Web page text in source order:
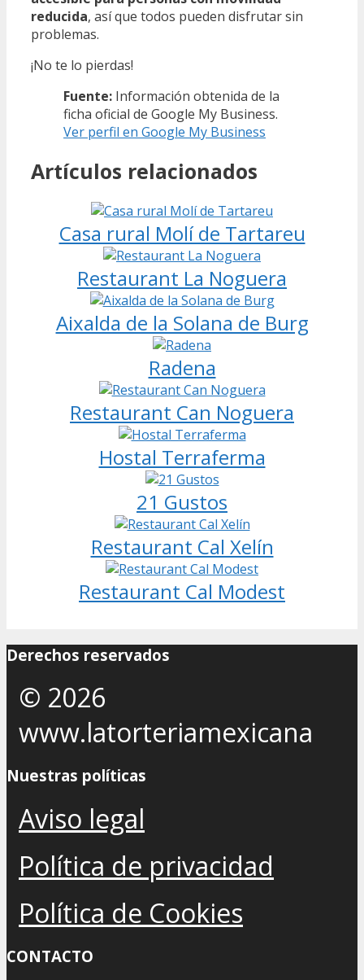
reducida, así que todos pueden disfrutar sin
problemas.
¡No te lo pierdas!
Fuente: Información obtenida de la
ficha oficial de Google My Business.
Ver perfil en Google My Business
Artículos relacionados
Casa rural Molí de Tartareu
Restaurant La Noguera
Aixalda de la Solana de Burg
Radena
Restaurant Can Noguera
Hostal Terraferma
21 Gustos
Restaurant Cal Xelín
Restaurant Cal Modest
Derechos reservados
© 2026
www.latorteriamexicana
Nuestras políticas
Aviso legal
Política de privacidad
Política de Cookies
CONTACTO